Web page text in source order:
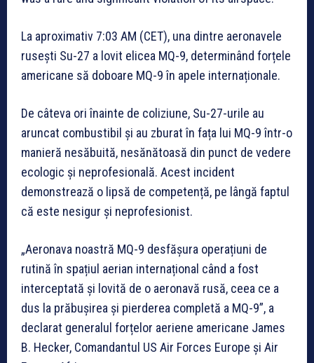
La aproximativ 7:03 AM (CET), una dintre aeronavele
rusești Su-27 a lovit elicea MQ-9, determinând forțele
americane să doboare MQ-9 în apele internaționale.
De câteva ori înainte de coliziune, Su-27-urile au
aruncat combustibil și au zburat în fața lui MQ-9 într-o
manieră nesăbuită, nesănătoasă din punct de vedere
ecologic și neprofesională. Acest incident
demonstrează o lipsă de competență, pe lângă faptul
că este nesigur și neprofesionist.
„Aeronava noastră MQ-9 desfășura operațiuni de
rutină în spațiul aerian internațional când a fost
interceptată și lovită de o aeronavă rusă, ceea ce a
dus la prăbușirea și pierderea completă a MQ-9”, a
declarat generalul forțelor aeriene americane James
B. Hecker, Comandantul US Air Forces Europe și Air